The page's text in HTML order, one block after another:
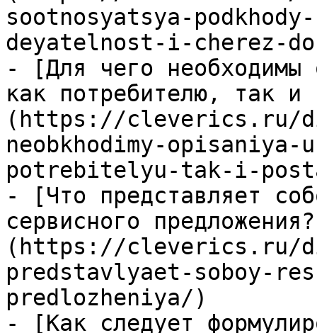
sootnosyatsya-
deyatelnost-i-cherez-
- [Для чего необходимы
как потребителю, так и
(https://cleverics.ru/
neobkhodimy-
potrebitelyu-tak-i-
- [Что представляет
сервисного
(https://cleverics.ru/
predstavlyaet-soboy-
predlozheniya/)
- [Как следует